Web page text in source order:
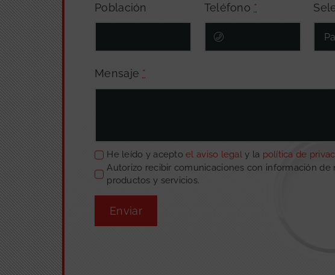
Población Teléfono *
Mensaje *
He leído y aceptoel aviso legaly la política de
Autorizo recibir comunicaciones con información de
productos y servicios.
Enviar